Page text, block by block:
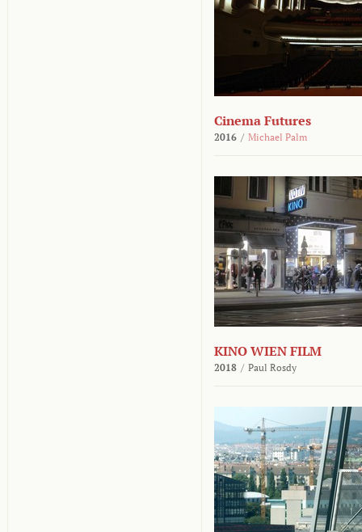
Cinema Futures
2016 / Michael Palm
KINO WIEN FILM
2018 / Paul Rosdy